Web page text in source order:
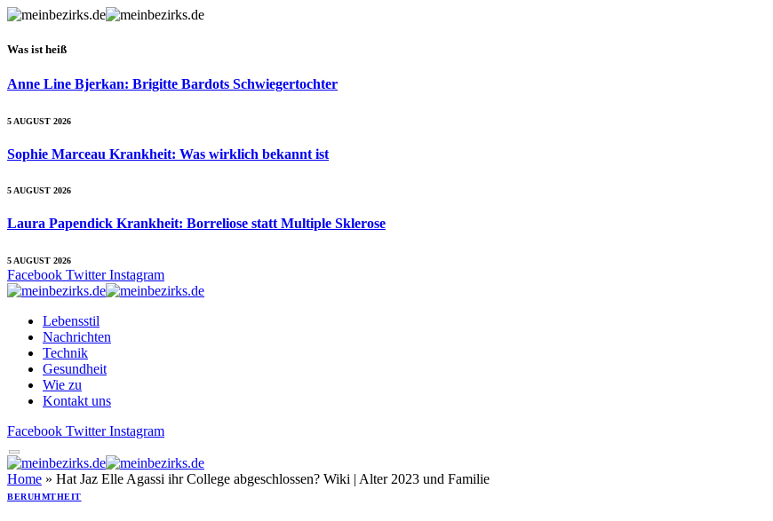
Was ist heiß
Anne Line Bjerkan: Brigitte Bardots Schwiegertochter
5 AUGUST 2026
Sophie Marceau Krankheit: Was wirklich bekannt ist
5 AUGUST 2026
Laura Papendick Krankheit: Borreliose statt Multiple Sklerose
5 AUGUST 2026
Facebook Twitter Instagram
Lebensstil
Nachrichten
Technik
Gesundheit
Wie zu
Kontakt uns
Facebook Twitter Instagram
Home » Hat Jaz Elle Agassi ihr College abgeschlossen? Wiki | Alter 2023 und Familie
BERUHMTHEIT